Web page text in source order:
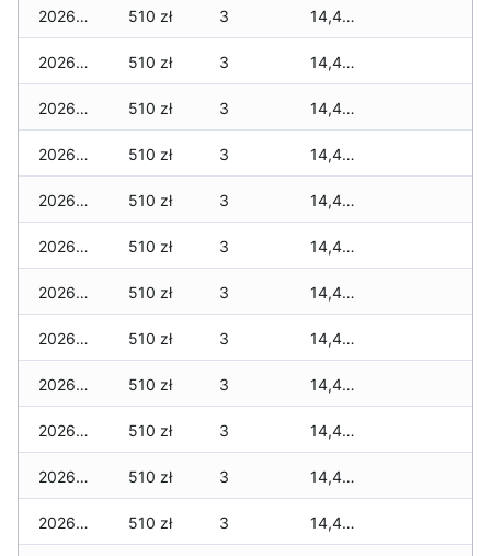
2026-03-12 510 zł 3 14,439 zł
2026-03-11 510 zł 3 14,439 zł
2026-03-10 510 zł 3 14,439 zł
2026-03-09 510 zł 3 14,439 zł
2026-03-08 510 zł 3 14,439 zł
2026-03-07 510 zł 3 14,439 zł
2026-03-06 510 zł 3 14,439 zł
2026-03-05 510 zł 3 14,439 zł
2026-03-04 510 zł 3 14,439 zł
2026-03-03 510 zł 3 14,439 zł
2026-03-02 510 zł 3 14,439 zł
2026-03-01 510 zł 3 14,439 zł